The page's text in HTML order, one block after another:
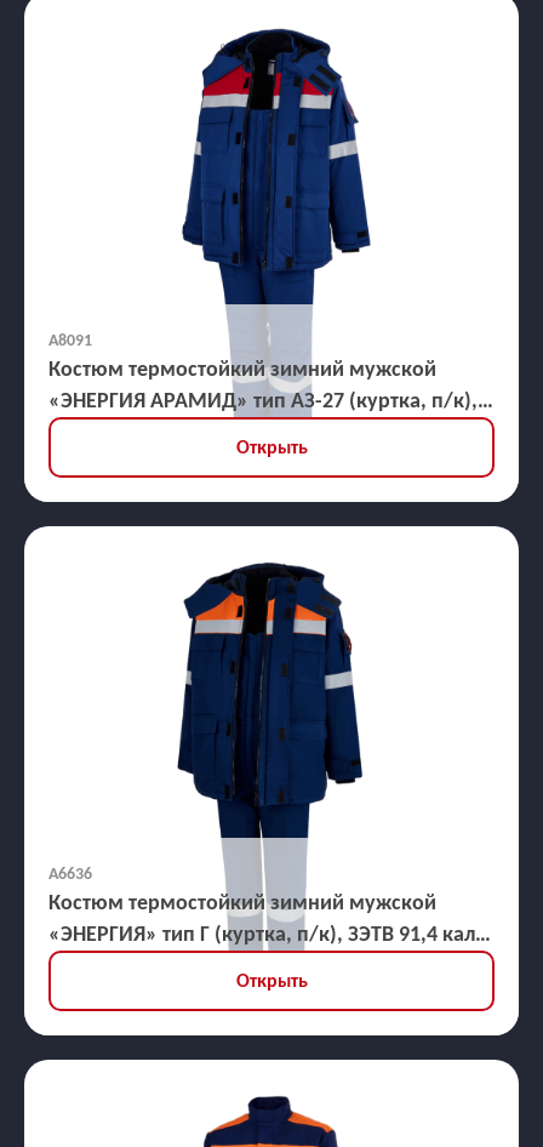
А8091
Костюм термостойкий зимний мужской
«ЭНЕРГИЯ АРАМИД» тип АЗ-27 (куртка, п/к),
ЗЭТВ 82,1 кал/кв.см
Открыть
А6636
Костюм термостойкий зимний мужской
«ЭНЕРГИЯ» тип Г (куртка, п/к), ЗЭТВ 91,4 кал/
кв.см
Открыть